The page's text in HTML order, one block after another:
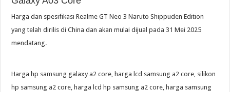
Harga dan spesifikasi Realme GT Neo 3 Naruto Shippuden Edition
yang telah dirilis di China dan akan mulai dijual pada 31 Mei 2025
mendatang.
Harga hp samsung galaxy a2 core, harga lcd samsung a2 core, silikon
hp samsung a2 core, harga lcd hp samsung a2 core, harga samsung